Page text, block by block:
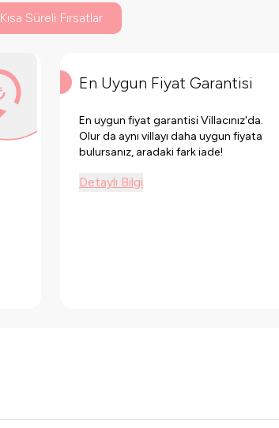
Kısa Süreli Fırsatlar
En Uygun Fiyat Garantisi
En uygun fiyat garantisi Villacınız'da.
Olur da aynı villayı daha uygun fiyata
bulursanız, aradaki fark iade!
Detaylı Bilgi